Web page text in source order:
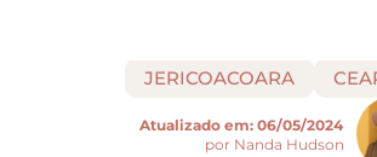
JERICOACOARA
Atualizado em: 06/05/2024
por Nanda Hudson